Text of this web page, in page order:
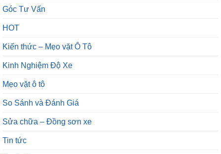
Góc Tư Vấn
HOT
Kiến thức – Mẹo vặt Ô Tô
Kinh Nghiệm Độ Xe
Mẹo vặt ô tô
So Sánh và Đánh Giá
Sửa chữa – Đồng sơn xe
Tin tức